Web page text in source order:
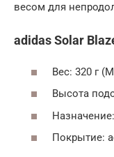
весом для
adidas Solar
Вес: 320 г
Высота
Покрытие: